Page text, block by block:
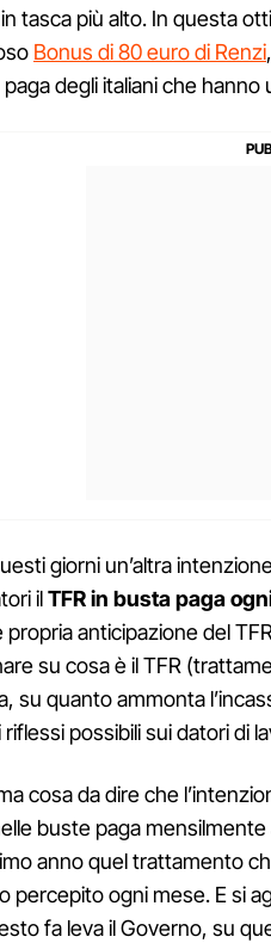
tasca più alto. In questa
Bonus di 80 euro di Renzi
degli italiani che
giorni un’altra
ilTFR in busta paga
propria anticipazione del
su cosa è il TFR
su quanto ammonta
riflessi possibili sui datori di
cosa da dire che
buste paga mensilmente
anno quel trattamento
percepito ogni mese. E si
fa leva il Governo, su